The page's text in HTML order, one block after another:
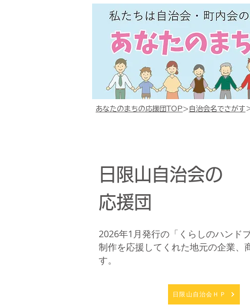
あなたのまちの応援団TOP> 自治会名でさがす
日限山自治会の
応援団
2026年1月発行の「くらしのハンド
制作を応援してくれた地元の企業、
す。
日限山自治会ＨＰ